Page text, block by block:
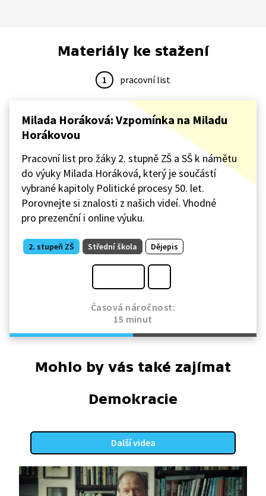
Materiály ke stažení
1 pracovní list
Milada Horáková: Vzpomínka na Miladu
Horákovou
Pracovní list pro žáky 2. stupně ZŠ a SŠ k námětu
do výuky Milada Horáková, který je součástí
vybrané kapitoly Politické procesy 50. let.
Porovnejte si znalosti z našich videí. Vhodné
pro prezenční i online výuku.
2. stupeň ZŠ Střední škola Dějepis
Časová náročnost:
15 minut
Mohlo by vás také zajímat
Demokracie
Další videa